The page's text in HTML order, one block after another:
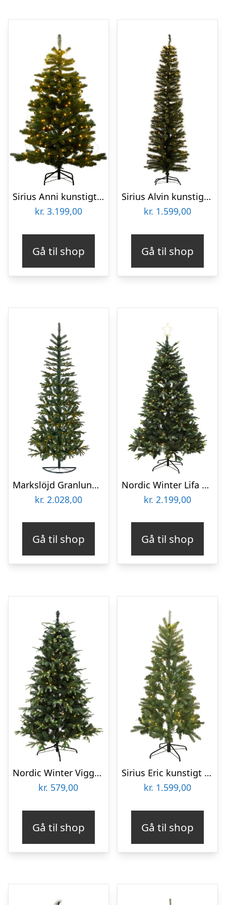
Sirius Anni kunstigt juletræ med lys, 240 cm
kr. 3.199,00
Gå til shop
Sirius Alvin kunstigt juletræ med lys, 210 cm
kr. 1.599,00
Gå til shop
Markslöjd Granlund halvt kunstigt juletræ med lys, 210 cm
kr. 2.028,00
Gå til shop
Nordic Winter Lifa kunstigt juletræ med lys, 260 x 170 cm
kr. 2.199,00
Gå til shop
Nordic Winter Vigga kunstigt juletræ med lys, 140 x 96 cm
kr. 579,00
Gå til shop
Sirius Eric kunstigt juletræ med lys, 150 cm
kr. 1.599,00
Gå til shop